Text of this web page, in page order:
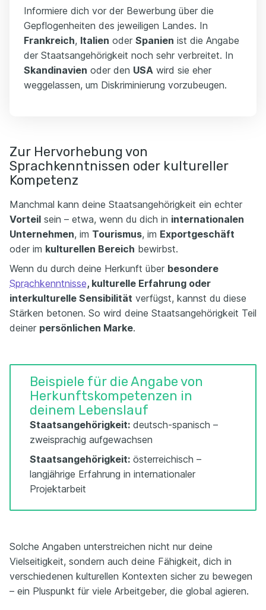
Informiere dich vor der Bewerbung über die
Gepflogenheiten des jeweiligen Landes. In
Frankreich, Italien oder Spanien ist die Angabe
der Staatsangehörigkeit noch sehr verbreitet. In
Skandinavien oder den USA wird sie eher
weggelassen, um Diskriminierung vorzubeugen.
Zur Hervorhebung von
Sprachkenntnissen oder kultureller
Kompetenz
Manchmal kann deine Staatsangehörigkeit ein echter
Vorteil sein – etwa, wenn du dich in internationalen
Unternehmen, im Tourismus, im Exportgeschäft
oder im kulturellen Bereich bewirbst.
Wenn du durch deine Herkunft über besondere
Sprachkenntnisse, kulturelle Erfahrung oder
interkulturelle Sensibilität verfügst, kannst du diese
Stärken betonen. So wird deine Staatsangehörigkeit Teil
deiner persönlichen Marke.
Beispiele für die Angabe von
Herkunftskompetenzen in
deinem Lebenslauf
Staatsangehörigkeit: deutsch-spanisch –
zweisprachig aufgewachsen
Staatsangehörigkeit: österreichisch –
langjährige Erfahrung in internationaler
Projektarbeit
Solche Angaben unterstreichen nicht nur deine
Vielseitigkeit, sondern auch deine Fähigkeit, dich in
verschiedenen kulturellen Kontexten sicher zu bewegen
– ein Pluspunkt für viele Arbeitgeber, die global agieren.